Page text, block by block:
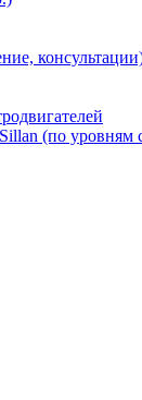
(по уровням